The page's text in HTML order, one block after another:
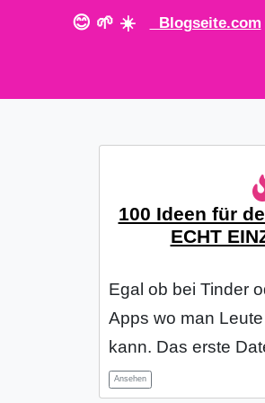
😊 🌱 ☀️ Blogseite.com
100 Ideen für
ECHT
Egal ob bei Tinder
Apps wo man
kann. Das erste
Ansehen